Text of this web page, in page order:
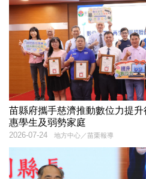
苗縣府攜手慈濟推動數位力提
惠學生及弱勢家庭
地方中心／苗栗報導
2026-07-24